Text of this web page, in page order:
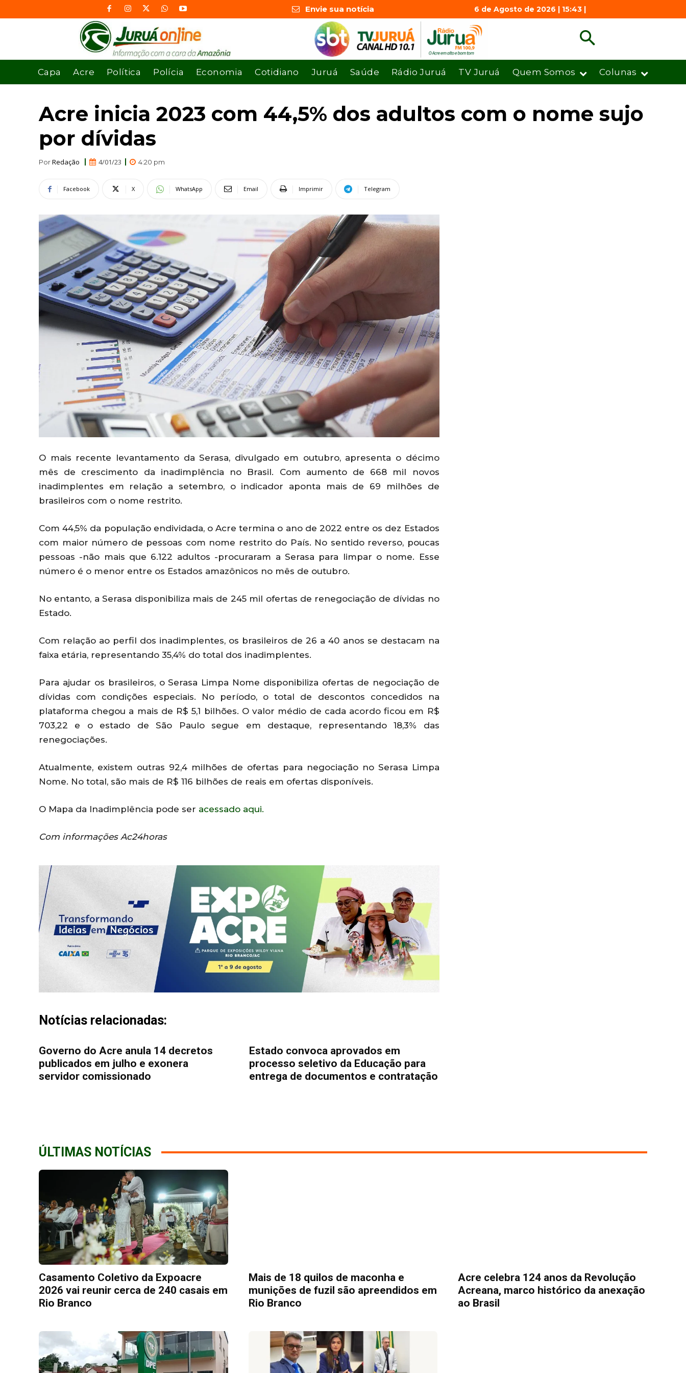
Envie sua notícia 6 de Agosto de 2026 | 15:43 |
Capa Acre Política Polícia Economia Cotidiano Juruá Saúde Rádio Juruá TV Juruá Quem Somos Colunas
Acre inicia 2023 com 44,5% dos adultos com o nome sujo
por dívidas
PorRedação 4/01/23 4:20 pm
Facebook X WhatsApp Email Imprimir Telegram
O mais recente levantamento da Serasa, divulgado em outubro, apresenta o décimo
mês de crescimento da inadimplência no Brasil. Com aumento de 668 mil novos
inadimplentes em relação a setembro, o indicador aponta mais de 69 milhões de
brasileiros com o nome restrito.
Com 44,5% da população endividada, o Acre termina o ano de 2022 entre os dez Estados
com maior número de pessoas com nome restrito do País. No sentido reverso, poucas
pessoas -não mais que 6.122 adultos -procuraram a Serasa para limpar o nome. Esse
número é o menor entre os Estados amazônicos no mês de outubro.
No entanto, a Serasa disponibiliza mais de 245 mil ofertas de renegociação de dívidas no
Estado.
Com relação ao perfil dos inadimplentes, os brasileiros de 26 a 40 anos se destacam na
faixa etária, representando 35,4% do total dos inadimplentes.
Para ajudar os brasileiros, o Serasa Limpa Nome disponibiliza ofertas de negociação de
dívidas com condições especiais. No período, o total de descontos concedidos na
plataforma chegou a mais de R$ 5,1 bilhões. O valor médio de cada acordo ficou em R$
703,22 e o estado de São Paulo segue em destaque, representando 18,3% das
renegociações.
Atualmente, existem outras 92,4 milhões de ofertas para negociação no Serasa Limpa
Nome. No total, são mais de R$ 116 bilhões de reais em ofertas disponíveis.
O Mapa da Inadimplência pode ser acessado aqui.
Com informações Ac24horas
Notícias relacionadas:
Governo do Acre anula 14 decretos
publicados em julho e exonera
servidor comissionado
Estado convoca aprovados em
processo seletivo da Educação para
entrega de documentos e contratação
ÚLTIMAS NOTÍCIAS
Casamento Coletivo da Expoacre
2026 vai reunir cerca de 240 casais em
Rio Branco
Mais de 18 quilos de maconha e
munições de fuzil são apreendidos em
Rio Branco
Acre celebra 124 anos da Revolução
Acreana, marco histórico da anexação
ao Brasil